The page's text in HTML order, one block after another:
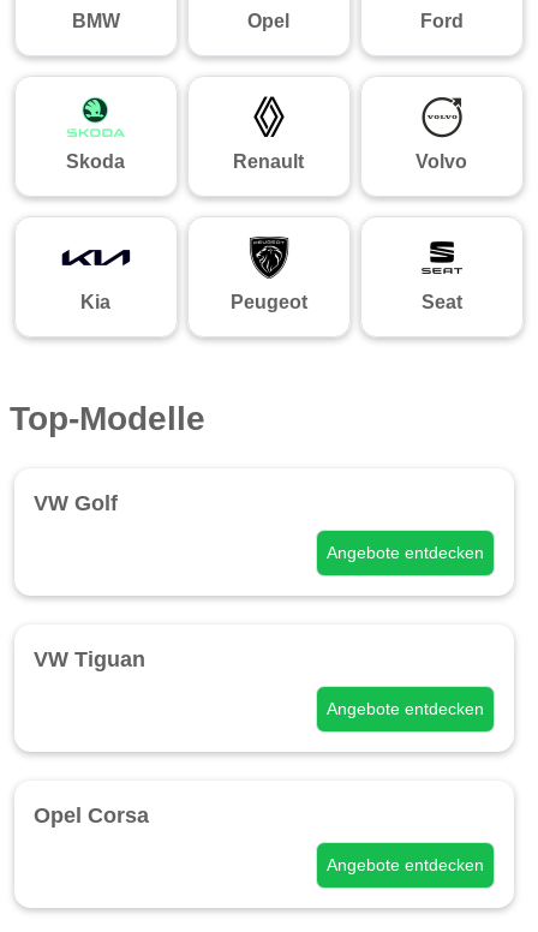
BMW Opel Ford
Skoda Renault Volvo
Kia Peugeot Seat
Top-Modelle
VW Golf
Angebote entdecken
VW Tiguan
Angebote entdecken
Opel Corsa
Angebote entdecken